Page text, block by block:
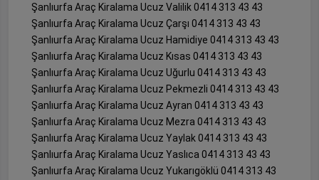
Şanlıurfa Araç Kiralama Ucuz Valilik 0414 313 43 43
Şanlıurfa Araç Kiralama Ucuz Çarşı 0414 313 43 43
Şanlıurfa Araç Kiralama Ucuz Hamidiye 0414 313 43 43
Şanlıurfa Araç Kiralama Ucuz Kısas 0414 313 43 43
Şanlıurfa Araç Kiralama Ucuz Uğurlu 0414 313 43 43
Şanlıurfa Araç Kiralama Ucuz Pekmezli 0414 313 43 43
Şanlıurfa Araç Kiralama Ucuz Ayran 0414 313 43 43
Şanlıurfa Araç Kiralama Ucuz Mezra 0414 313 43 43
Şanlıurfa Araç Kiralama Ucuz Yaylak 0414 313 43 43
Şanlıurfa Araç Kiralama Ucuz Yaslıca 0414 313 43 43
Şanlıurfa Araç Kiralama Ucuz Yukarıgöklü 0414 313 43